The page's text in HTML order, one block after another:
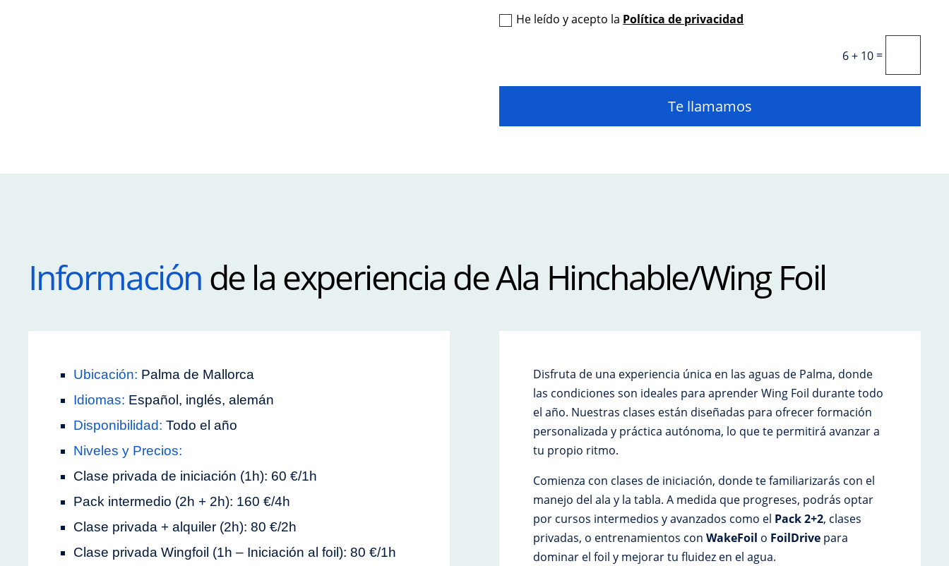
He leído y acepto la Política de privacidad
6 + 10=
Te llamamos
Información de la experiencia de Ala Hinchable/Wing Foil
Ubicación: Palma de Mallorca
Idiomas: Español, inglés, alemán
Disponibilidad: Todo el año
Niveles y Precios:
Clase privada de iniciación (1h): 60 €/1h
Pack intermedio (2h + 2h): 160 €/4h
Clase privada + alquiler (2h): 80 €/2h
Clase privada Wingfoil (1h – Iniciación al foil): 80 €/1h
Disfruta de una experiencia única en las aguas de Palma, donde
las condiciones son ideales para aprender Wing Foil durante todo
el año. Nuestras clases están diseñadas para ofrecer formación
personalizada y práctica autónoma, lo que te permitirá avanzar a
tu propio ritmo.
Comienza con clases de iniciación, donde te familiarizarás con el
manejo del ala y la tabla. A medida que progreses, podrás optar
por cursos intermedios y avanzados como el Pack 2+2, clases
privadas, o entrenamientos con WakeFoil o FoilDrivepara
dominar el foil y mejorar tu fluidez en el agua.